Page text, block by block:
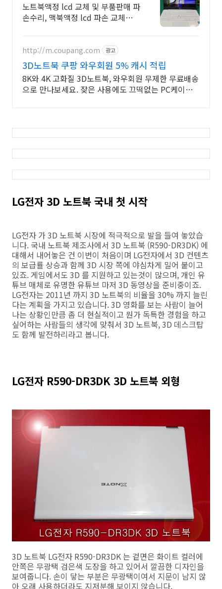
노트북액정 lcd 교체 및 부품판매 파
손수리, 맥북액정 lcd 파손 교체수리
http://m.coupang.com 광고
3D노트북 쿠팡 와우회원 5% 캐시 적립
8K와 4K 고화질 3D노트북, 와우회원 무제한 무료배송
으로 만나보세요. 잦은 사용에도 끄떡없는 PC케이블,
LG전자 3D 노트북 국내 첫 시작
LG전자 가 3D 노트북 시장에 적극적으로 발을 들여 놓았습
니다. 국내 노트북 제조사에서 3D 노트북 (R590-DR3DK) 에
대해서 내어놓은 건 이번이 처음이며 LG전자에서 3D 컨텐츠
의 보급률 상승과 함께 3D 시장 쪽에 야심차게 밀어 붙이고
있죠. 게임에서도 3D 를 지원하고 있는것이 많으며, 개인 유
튜브 매체로 유명한 유튜브 마저 3D 동영상을 준비중이죠.
LG전자는 2011년 까지 3D 노트북의 비율을 30% 까지 늘린
다는 계획을 가지고 있습니다. 3D 영화를 보는 사람이 늘어
나는 상황인만큼 좀 더 현실적이고 뭔가 독특한 경험을 하고
싶어하는 사람들의 생각에 맞춰서 3D 노트북, 3D 데스크탑
도 함께 발전하리라고 봅니다.
LG전자 R590-DR3DK 3D 노트북 외형
3D 노트북 LG전자 R590-DR3DK 는 겉면은 화이트 컬러에
안쪽은 무광택 검은색 도장을 하고 있어서 깔끔한 디자인을
보여줍니다. 손이 닿는 부분은 무광택이여서 지문이 남지 않
아 오래 사용하더라도 지저분해 보이지 않습니다.